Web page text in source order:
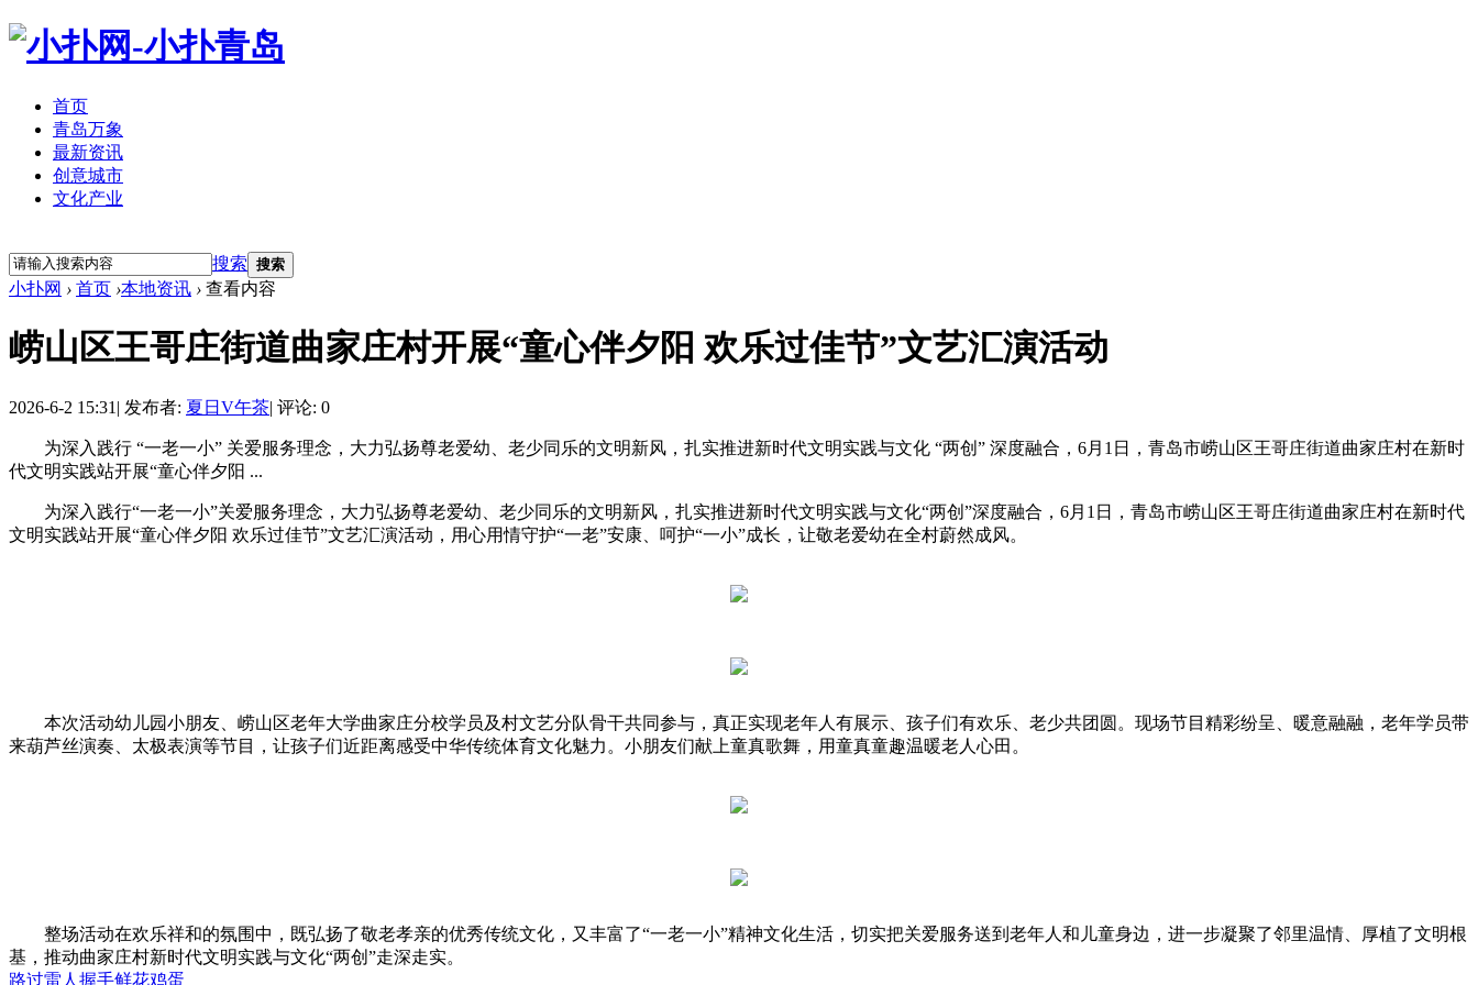
首页
青岛万象
最新资讯
创意城市
文化产业
搜索 搜索
小扑网 › 首页 ›本地资讯 › 查看内容
崂山区王哥庄街道曲家庄村开展“童心伴夕阳 欢乐过佳节”文艺汇演活动
2026-6-2 15:31 | 发布者: 夏日V午茶| 评论: 0
为深入践行 “一老一小” 关爱服务理念，大力弘扬尊老爱幼、老少同乐的文明新风，扎实推进新时代文明实践与文化 “两创” 深度融合，6月1日，青岛市崂山区王哥庄街道曲家庄村在新时
代文明实践站开展“童心伴夕阳 ...
为深入践行“一老一小”关爱服务理念，大力弘扬尊老爱幼、老少同乐的文明新风，扎实推进新时代文明实践与文化“两创”深度融合，6月1日，青岛市崂山区王哥庄街道曲家庄村在新时代
文明实践站开展“童心伴夕阳 欢乐过佳节”文艺汇演活动，用心用情守护“一老”安康、呵护“一小”成长，让敬老爱幼在全村蔚然成风。
本次活动幼儿园小朋友、崂山区老年大学曲家庄分校学员及村文艺分队骨干共同参与，真正实现老年人有展示、孩子们有欢乐、老少共团圆。现场节目精彩纷呈、暖意融融，老年学员带
来葫芦丝演奏、太极表演等节目，让孩子们近距离感受中华传统体育文化魅力。小朋友们献上童真歌舞，用童真童趣温暖老人心田。
整场活动在欢乐祥和的氛围中，既弘扬了敬老孝亲的优秀传统文化，又丰富了“一老一小”精神文化生活，切实把关爱服务送到老年人和儿童身边，进一步凝聚了邻里温情、厚植了文明根
基，推动曲家庄村新时代文明实践与文化“两创”走深走实。
路过雷人 握手鲜花鸡蛋